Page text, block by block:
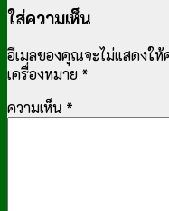
ใส่ความเห็น
อีเมลของคุณจะไม่แสดงให้
เครื่องหมาย *
ความเห็น *